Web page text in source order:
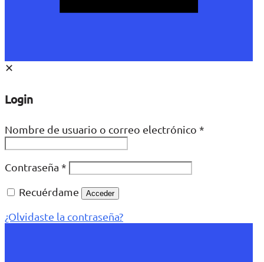
✕
Login
Nombre de usuario o correo electrónico *
Contraseña *
Recuérdame
Acceder
¿Olvidaste la contraseña?